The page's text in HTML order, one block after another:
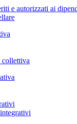
e autorizzati ai
collettiva